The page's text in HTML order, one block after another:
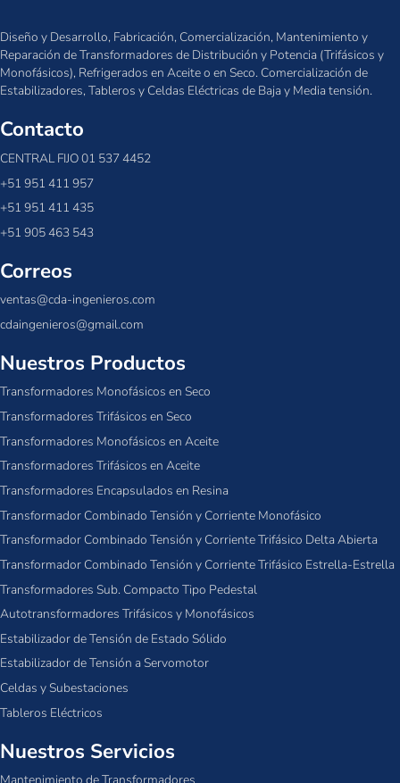
Diseño y Desarrollo, Fabricación, Comercialización, Mantenimiento y
Reparación de Transformadores de Distribución y Potencia (Trifásicos y
Monofásicos), Refrigerados en Aceite o en Seco. Comercialización de
Estabilizadores, Tableros y Celdas Eléctricas de Baja y Media tensión.
Contacto
CENTRAL FIJO 01 537 4452
+51 951 411 957
+51 951 411 435
+51 905 463 543
Correos
ventas@cda-ingenieros.com
cdaingenieros@gmail.com
Nuestros Productos
Transformadores Monofásicos en Seco
Transformadores Trifásicos en Seco
Transformadores Monofásicos en Aceite
Transformadores Trifásicos en Aceite
Transformadores Encapsulados en Resina
Transformador Combinado Tensión y Corriente Monofásico
Transformador Combinado Tensión y Corriente Trifásico Delta Abierta
Transformador Combinado Tensión y Corriente Trifásico Estrella-Estrella
Transformadores Sub. Compacto Tipo Pedestal
Autotransformadores Trifásicos y Monofásicos
Estabilizador de Tensión de Estado Sólido
Estabilizador de Tensión a Servomotor
Celdas y Subestaciones
Tableros Eléctricos
Nuestros Servicios